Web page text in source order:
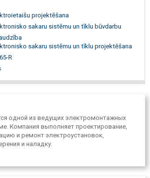
projektēšana
sakaru sistēmu un tīklu būvdarbu
sakaru sistēmu un tīklu projektēšana
R
одной из ведущих электромонтажных
Компания выполняет проектирование,
и ремонт электроустановок,
и наладку.